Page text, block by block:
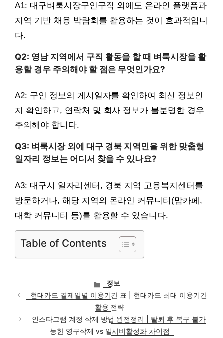
A1: 대구벼룩시장구인구직 외에도 온라인 플랫폼과
지역 기반 채용 박람회를 활용하는 것이 효과적입니
다.
Q2: 영남 지역에서 구직 활동을 할 때 벼룩시장을 활
용할 경우 주의해야 할 점은 무엇인가요?
A2: 구인 정보의 게시일자를 확인하여 최신 정보인
지 확인하고, 연락처 및 회사 정보가 불분명한 경우
주의해야 합니다.
Q3: 벼룩시장 외에 대구 경북 지역민을 위한 맞춤형
일자리 정보는 어디서 찾을 수 있나요?
A3: 대구시 일자리센터, 경북 지역 고용복지센터를
방문하거나, 해당 지역의 온라인 커뮤니티(맘카페,
대학 커뮤니티 등)를 활용할 수 있습니다.
Table of Contents
카
테
고
리
정보
현대카드 결제일별 이용기간 표 | 현대카드 최대 이용기간
활용 전략
인스타그램 계정 삭제 방법 완전정리 | 탈퇴 후 복구 불가
능한 영구삭제 vs 일시비활성화 차이점